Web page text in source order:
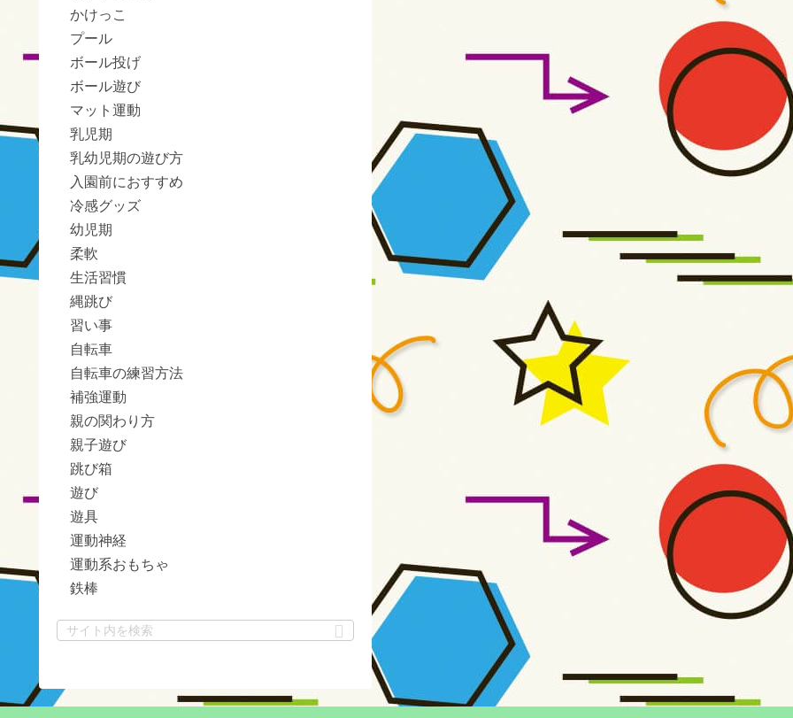
かけっこ
プール
ボール投げ
ボール遊び
マット運動
乳児期
乳幼児期の遊び方
入園前におすすめ
冷感グッズ
幼児期
柔軟
生活習慣
縄跳び
習い事
自転車
自転車の練習方法
補強運動
親の関わり方
親子遊び
跳び箱
遊び
遊具
運動神経
運動系おもちゃ
鉄棒